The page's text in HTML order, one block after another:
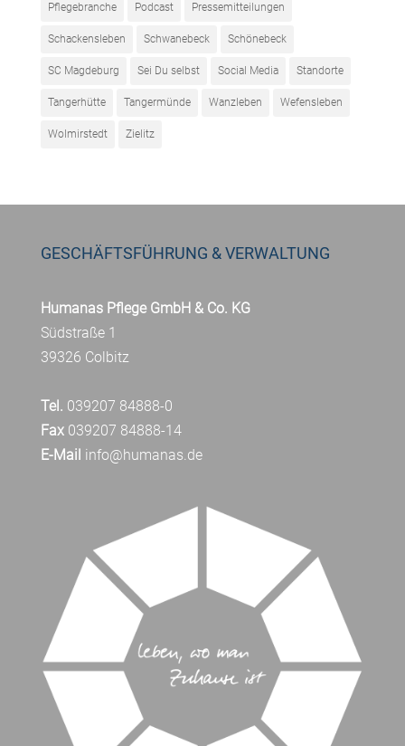
Pflegebranche Podcast Pressemitteilungen
Schackensleben Schwanebeck Schönebeck
SC Magdeburg Sei Du selbst Social Media Standorte
Tangerhütte Tangermünde Wanzleben Wefensleben
Wolmirstedt Zielitz
GESCHÄFTSFÜHRUNG & VERWALTUNG
Humanas Pflege GmbH & Co. KG
Südstraße 1
39326 Colbitz
Tel. 039207 84888-0
Fax039207 84888-14
E-Mail info@humanas.de